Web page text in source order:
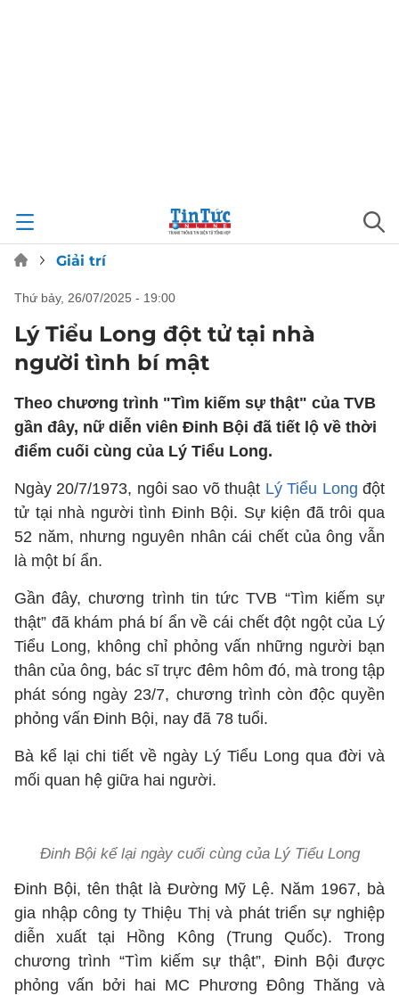
Giải trí
thứ bảy, 26/07/2025 - 19:00
Lý Tiểu Long đột tử tại nhà
người tình bí mật
Theo chương trình "Tìm kiếm sự thật" của TVB
gần đây, nữ diễn viên Đinh Bội đã tiết lộ về thời
điểm cuối cùng của Lý Tiểu Long.
Ngày 20/7/1973, ngôi sao võ thuật Lý Tiểu Long đột
tử tại nhà người tình Đinh Bội. Sự kiện đã trôi qua
52 năm, nhưng nguyên nhân cái chết của ông vẫn
là một bí ẩn.
Gần đây, chương trình tin tức TVB “Tìm kiếm sự
thật” đã khám phá bí ẩn về cái chết đột ngột của Lý
Tiểu Long, không chỉ phỏng vấn những người bạn
thân của ông, bác sĩ trực đêm hôm đó, mà trong tập
phát sóng ngày 23/7, chương trình còn độc quyền
phỏng vấn Đinh Bội, nay đã 78 tuổi.
Bà kể lại chi tiết về ngày Lý Tiểu Long qua đời và
mối quan hệ giữa hai người.
Đinh Bội kể lại ngày cuối cùng của Lý Tiểu Long
Đinh Bội, tên thật là Đường Mỹ Lệ. Năm 1967, bà
gia nhập công ty Thiệu Thị và phát triển sự nghiệp
diễn xuất tại Hồng Kông (Trung Quốc). Trong
chương trình “Tìm kiếm sự thật”, Đinh Bội được
phỏng vấn bởi hai MC Phương Đông Thăng và